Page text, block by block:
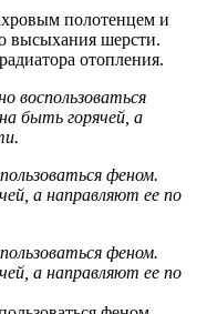
полотенцем и
высыхания шерсти.
отопления.
воспользоваться
быть горячей, а
феном.
а направляют ее по
феном.
а направляют ее по